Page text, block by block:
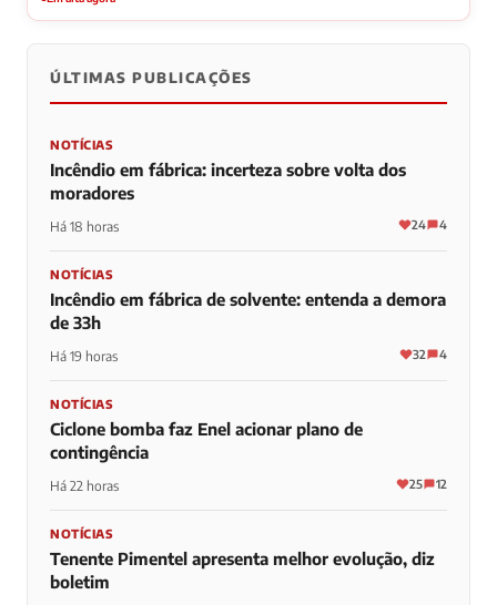
ÚLTIMAS PUBLICAÇÕES
NOTÍCIAS
Incêndio em fábrica: incerteza sobre volta dos
moradores
Há 18 horas 24 4
NOTÍCIAS
Incêndio em fábrica de solvente: entenda a demora
de 33h
Há 19 horas 32 4
NOTÍCIAS
Ciclone bomba faz Enel acionar plano de
contingência
Há 22 horas 25 12
NOTÍCIAS
Tenente Pimentel apresenta melhor evolução, diz
boletim